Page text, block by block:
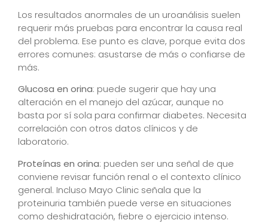
Los resultados anormales de un uroanálisis suelen
requerir más pruebas para encontrar la causa real
del problema. Ese punto es clave, porque evita dos
errores comunes: asustarse de más o confiarse de
más.
Glucosa en orina: puede sugerir que hay una
alteración en el manejo del azúcar, aunque no
basta por sí sola para confirmar diabetes. Necesita
correlación con otros datos clínicos y de
laboratorio.
Proteínas en orina: pueden ser una señal de que
conviene revisar función renal o el contexto clínico
general. Incluso Mayo Clinic señala que la
proteinuria también puede verse en situaciones
como deshidratación, fiebre o ejercicio intenso.